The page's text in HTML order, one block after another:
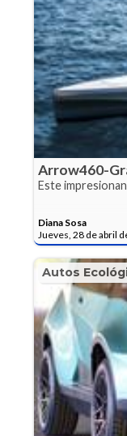
Arrow460-
Este
Diana Sosa
Jueves, 28 de abril
Autos